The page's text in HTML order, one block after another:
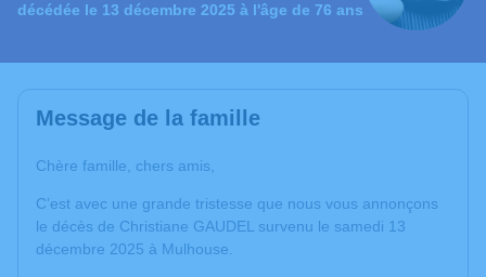
décédée le 13 décembre 2025 à l'âge de 76 ans
Message de la famille
Chère famille, chers amis,
C’est avec une grande tristesse que nous vous annonçons
le décès de Christiane GAUDEL survenu le samedi 13
décembre 2025 à Mulhouse.